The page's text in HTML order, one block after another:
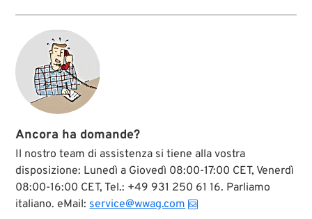
Ancora ha domande?
Il nostro team di assistenza si tiene alla vostra
disposizione: Lunedì a Giovedì 08:00-17:00 CET, Venerdì
08:00-16:00 CET, Tel.: +49 931 250 61 16. Parliamo
italiano. eMail: service@wwag.com